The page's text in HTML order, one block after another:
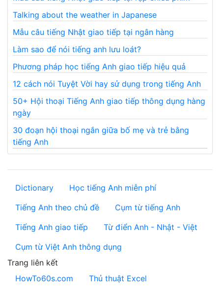
Talking about the weather in Japanese
Mẫu câu tiếng Nhật giao tiếp tại ngân hàng
Làm sao để nói tiếng anh lưu loát?
Phương pháp học tiếng Anh giao tiếp hiệu quả
12 cách nói Tuyệt Vời hay sử dụng trong tiếng Anh
50+ Hội thoại Tiếng Anh giao tiếp thông dụng hàng
ngày
30 đoạn hội thoại ngắn giữa bố mẹ và trẻ bằng
tiếng Anh
Dictionary
Học tiếng Anh miễn phí
Tiếng Anh theo chủ đề
Cụm từ tiếng Anh
Tiếng Anh giao tiếp
Từ điển Anh - Nhật - Việt
Cụm từ Việt Anh thông dụng
Trang liên kết
HowTo60s.com
Thủ thuật Excel